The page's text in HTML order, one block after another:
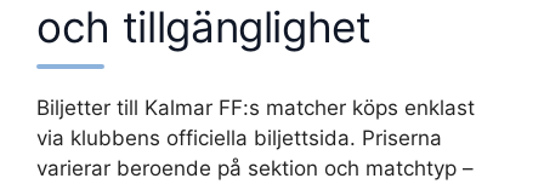
och tillgänglighet
Biljetter till Kalmar FF:s matcher köps enklast
via klubbens officiella biljettsida. Priserna
varierar beroende på sektion och matchtyp –